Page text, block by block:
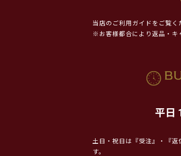
当店のご利用ガイドをご覧
※お客様都合により返品・キ
平日
土日・祝日は『受注』・『
す。